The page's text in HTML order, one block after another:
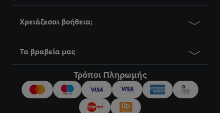
Χρειάζεσαι βοήθεια;
Τα βραβεία μας
Τρόποι Πληρωμής